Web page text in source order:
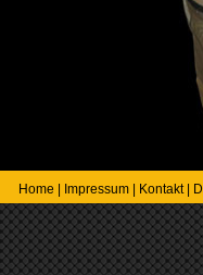
Home Impressum Kontakt|